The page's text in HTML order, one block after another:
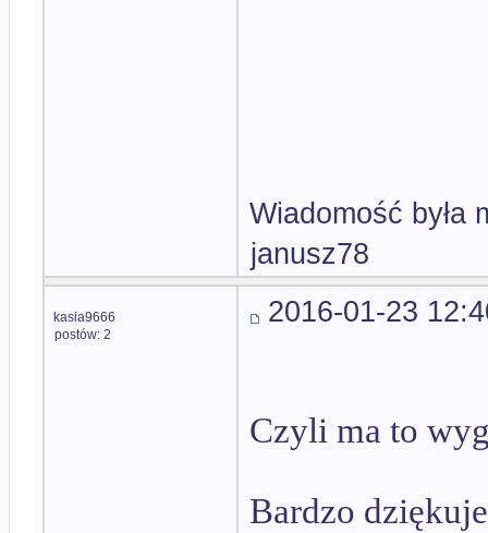
Wiadomość była
janusz78
kasia9666
postów: 2
2016-01-23
Czyli ma to
Bardzo